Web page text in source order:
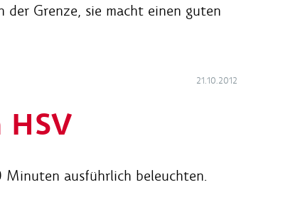
Grenze, sie macht einen guten
21.10.2012
HSV
ausführlich beleuchten.